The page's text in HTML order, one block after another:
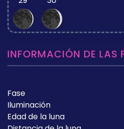
INFORMACIÓN DE LAS
Fase
Iluminación
Edad de la luna